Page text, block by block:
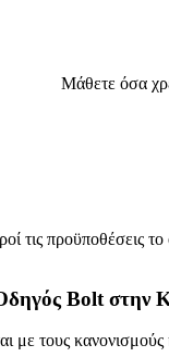
Μάθετε όσα
τις προϋποθέσεις
Bolt στην
τους